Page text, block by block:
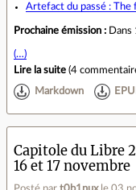
Artefact du passé : The
Prochaine émission : Dans
(…)
Lire la suite (4
Markdown
Capitole du Libre
16 et 17 novembre